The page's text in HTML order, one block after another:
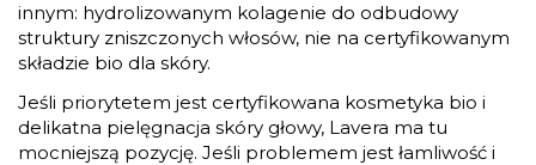
innym: hydrolizowanym kolagenie do odbudowy
struktury zniszczonych włosów, nie na certyfikowanym
składzie bio dla skóry.
Jeśli priorytetem jest certyfikowana kosmetyka bio i
delikatna pielęgnacja skóry głowy, Lavera ma tu
mocniejszą pozycję. Jeśli problemem jest łamliwość i